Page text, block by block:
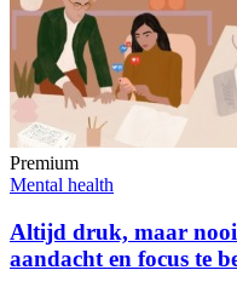
Premium
Mental health
Altijd druk, maar
aandacht en focus te